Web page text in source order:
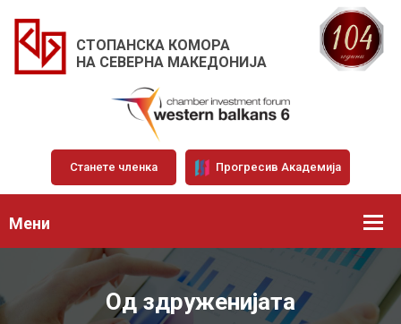
СТОПАНСКА КОМОРА
НА СЕВЕРНА МАКЕДОНИЈА
Станете членка Прогресив Академија
Мени
Од здруженијата